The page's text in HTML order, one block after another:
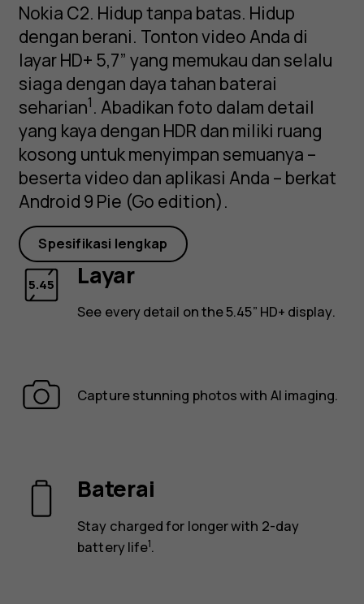
Nokia C2. Hidup tanpa batas. Hidup
dengan berani. Tonton video Anda di
layar HD+ 5,7” yang memukau dan selalu
siaga dengan daya tahan baterai
seharian1. Abadikan foto dalam detail
yang kaya dengan HDR dan miliki ruang
kosong untuk menyimpan semuanya –
beserta video dan aplikasi Anda – berkat
Android 9 Pie (Go edition).
Spesifikasi lengkap
Layar
See every detail on the 5.45” HD+ display.
Capture stunning photos with AI imaging.
Baterai
Stay charged for longer with 2-day
battery life1.